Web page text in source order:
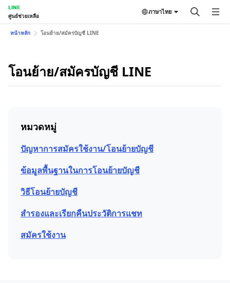
LINE
ศูนย์ช่วยเหลือ
ภาษาไทย
หน้าหลัก โอนย้าย/สมัครบัญชี LINE
โอนย้าย/สมัครบัญชี LINE
หมวดหมู่
ปัญหาการสมัครใช้งาน/โอนย้ายบัญชี
ข้อมูลพื้นฐานในการโอนย้ายบัญชี
วิธีโอนย้ายบัญชี
สำรองและเรียกคืนประวัติการแชท
สมัครใช้งาน